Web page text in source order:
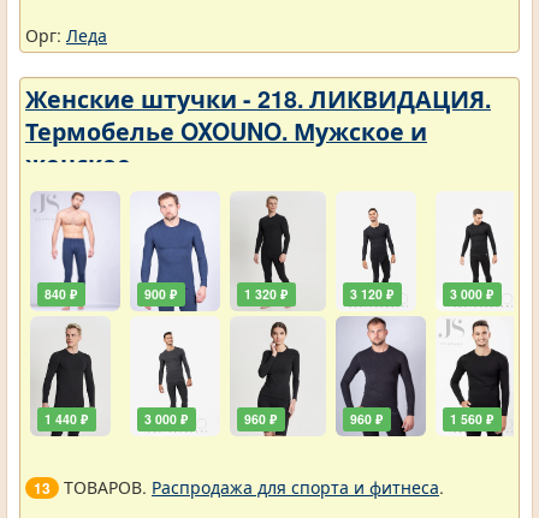
Орг: Леда
Женские штучки - 218. ЛИКВИДАЦИЯ.
Термобелье OXOUNO. Мужское и
женское
840 ₽
1 440 ₽
900 ₽
3 000 ₽
1 320 ₽
960 ₽
3 120 ₽
960 ₽
3 000 ₽
1 560 ₽
13 ТОВАРОВ. Распродажа для спорта и фитнеса.